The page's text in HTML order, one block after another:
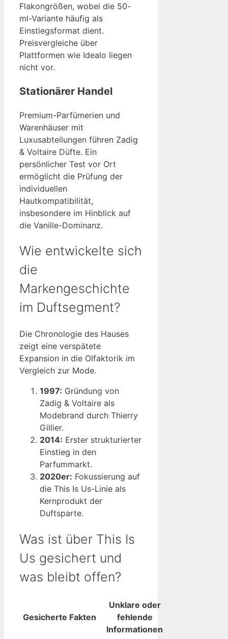
Flakongrößen, wobei die 50-
ml-Variante häufig als
Einstiegsformat dient.
Preisvergleiche über
Plattformen wie Idealo liegen
nicht vor.
Stationärer Handel
Premium-Parfümerien und
Warenhäuser mit
Luxusabteilungen führen Zadig
& Voltaire Düfte. Ein
persönlicher Test vor Ort
ermöglicht die Prüfung der
individuellen
Hautkompatibilität,
insbesondere im Hinblick auf
die Vanille-Dominanz.
Wie entwickelte sich
die
Markengeschichte
im Duftsegment?
Die Chronologie des Hauses
zeigt eine verspätete
Expansion in die Olfaktorik im
Vergleich zur Mode.
1997: Gründung von
Zadig & Voltaire als
Modebrand durch Thierry
Gillier.
2014: Erster strukturierter
Einstieg in den
Parfummarkt.
2020er: Fokussierung auf
die This Is Us-Linie als
Kernprodukt der
Duftsparte.
Was ist über This Is
Us gesichert und
was bleibt offen?
Gesicherte Fakten
Unklare oder
fehlende
Informationen